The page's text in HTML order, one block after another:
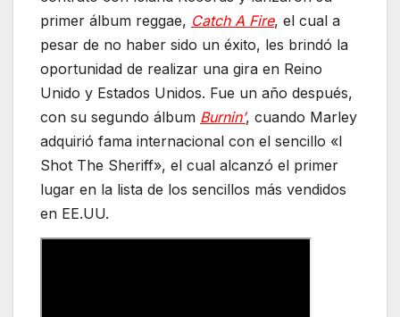
primer álbum reggae, Catch A Fire, el cual a
pesar de no haber sido un éxito, les brindó la
oportunidad de realizar una gira en Reino
Unido y Estados Unidos. Fue un año después,
con su segundo álbum Burnin’, cuando Marley
adquirió fama internacional con el sencillo «I
Shot The Sheriff», el cual alcanzó el primer
lugar en la lista de los sencillos más vendidos
en EE.UU.